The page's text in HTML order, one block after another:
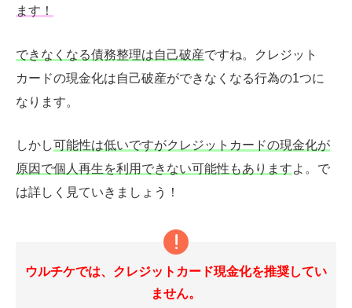
ます！
できなくなる債務整理は自己破産ですね。クレジット
カードの現金化は自己破産ができなくなる行為の1つに
なります。
しかし可能性は低いですがクレジットカードの現金化が
原因で個人再生を利用できない可能性もありますよ。で
は詳しく見ていきましょう！
ウルチケでは、クレジットカード現金化を推奨してい
ません。